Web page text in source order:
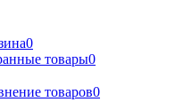
0
товары0
товаров0